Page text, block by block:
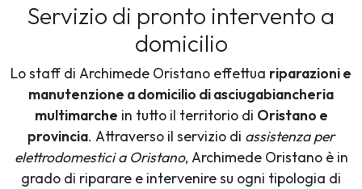
Servizio di pronto intervento a
domicilio
Lo staff di Archimede Oristano effettua riparazioni e
manutenzione a domicilio di asciugabiancheria
multimarche in tutto il territorio di Oristano e
provincia. Attraverso il servizio di assistenza per
elettrodomestici a Oristano, Archimede Oristano è in
grado di riparare e intervenire su ogni tipologia di